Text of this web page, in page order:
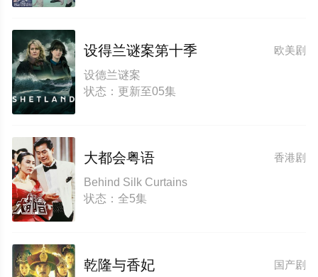
欧美剧
设得兰谜案第十季
设德兰谜案
状态：更新至05集
香港剧
大都会粤语
Behind Silk Curtains
状态：全5集
国产剧
乾隆与香妃